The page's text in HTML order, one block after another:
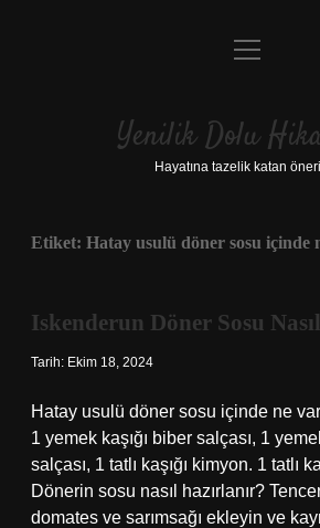
Anasayfa
Yasal Uyarı
menüyü
Yenilik Dolu
Hayatına tazelik katan
Etiket: Hatay usulü döner sosu içinde
Iskenderun Döner Sosu
Tarih: Ekim 18, 2024
Hatay usulü döner sosu içinde ne
1 yemek kaşığı biber salçası, 1
salçası, 1 tatlı kaşığı kimyon. 1 tatlı
Dönerin sosu nasıl hazırlanır?
domates ve sarımsağı ekleyin ve